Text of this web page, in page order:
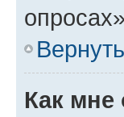
Как мне